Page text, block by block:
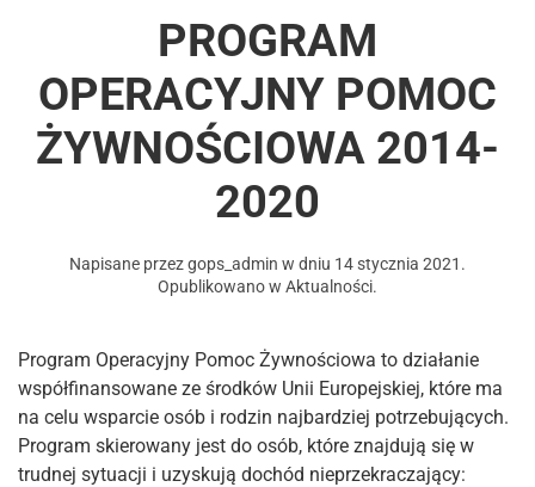
PROGRAM
OPERACYJNY POMOC
ŻYWNOŚCIOWA 2014-
2020
Napisane przezgops_admin w dniu 14 stycznia 2021 .
Opublikowano w Aktualności.
Program Operacyjny Pomoc Żywnościowa to działanie
współfinansowane ze środków Unii Europejskiej, które ma
na celu wsparcie osób i rodzin najbardziej potrzebujących.
Program skierowany jest do osób, które znajdują się w
trudnej sytuacji i uzyskują dochód nieprzekraczający: